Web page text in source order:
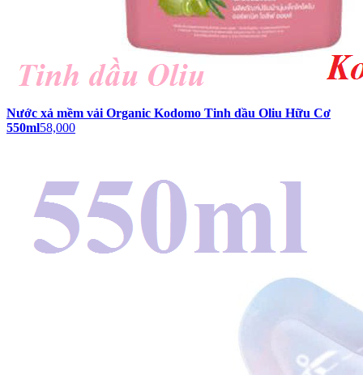
Nước xả mềm vải Organic Kodomo Tinh dầu Oliu Hữu Cơ
550ml58,000